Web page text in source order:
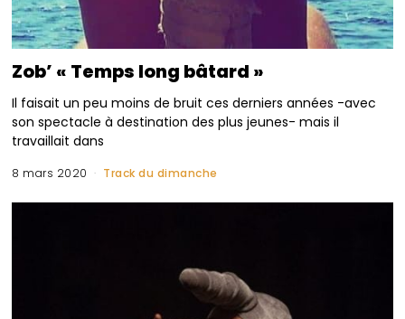
Zob’ « Temps long bâtard »
Il faisait un peu moins de bruit ces derniers années -avec
son spectacle à destination des plus jeunes- mais il
travaillait dans
8 mars 2020 Track du dimanche